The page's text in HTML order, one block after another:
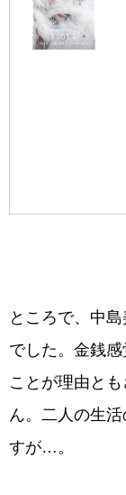
ところで、中
でした。金銭
ことが理由と
ん。二人の生
すが…。